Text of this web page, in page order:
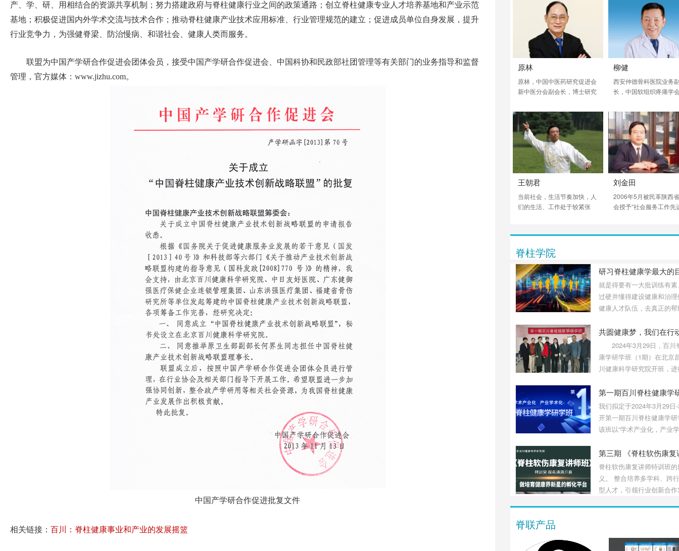
产、学、研、用相结合的资源共享机制；努力搭建政府与脊柱健康行业之间的政策通路；创立脊柱健康专业人才培养基地和产业示范
基地；积极促进国内外学术交流与技术合作；推动脊柱健康产业技术应用标准、行业管理规范的建立；促进成员单位自身发展，提升
行业竞争力，为强健脊梁、防治慢病、和谐社会、健康人类而服务。
联盟为中国产学研合作促进会团体会员，接受中国产学研合作促进会、中国科协和民政部社团管理等有关部门的业务指导和监督
管理，官方媒体：www.jizhu.com。
中国产学研合作促进批复文件
相关链接： 百川：脊柱健康事业和产业的发展摇篮
原林
原林，中国中医药研究促进会
新中医分会副会长，博士研究
剖学系教授、广东省解剖学会
副理事长，解剖学报编委，卫
生部教材评审委员会委员，兼
任深圳大学医学院解剖与组织
胚胎教研室主任，中华医药科
学院南京新中医学研究院副院
长。是我国为数不多的研究利
用各种特种针具进行临床治疗
的解剖学家。在国际上首次提
出并创立筋膜学。
柳健
西安仲德骨科医院业务
长，中国软组织疼痛学
骨科专业委员会常委，
医学会疼痛学会常委，
脊柱讲师团创始人之一
近40年，微创手术治疗
突出、颈椎病超二万例
养了全国5000余位专科
生。
王朝君
当前社会，生活节奏加快，人
们的生活、工作处于较紧张
太慢！会产生这样的认识误
区。通过几十年修炼太极的体
悟和总结写出了《别太极》一
书，其中，许多结论都是经过
数十年反复琢磨，求证的结
果。
刘金田
2006年5月被民革陕西
会授予“社会服务工作先
作先进个人”荣誉称号。
脊柱学院
就是得要有一大批训练有
过硬并懂得建设健康和治
健康人才队伍，去真正的
一批有健康学思想，健康
康技术的人才，才能领导
的健康革命，才能完整地
产业和建设健康中国。而
的培养和遴选一批有思想
化、有技术的脊柱健康人
2024年3月29日，百川
康学研学班（1期）在北京
川健康科学研究院开班，
结束。学员们为实现健康
到这里，为推进健康事业
进。
第一期百川脊柱健康学
我们拟定于2024年3月29日
开第一期百川脊柱健康学
该班以“学术产业化，产业
的建设完善”、“脊柱健康人
需培养”和“脊柱健康产业的
展”进行系统讲解和交流探
为发展脊柱健康事业，实
班也有意诚邀业界和跨界
的学习探讨。
脊柱软伤康复讲师特训班
义。 整合培养多学科、跨
型人才，引领行业创新合
脊联产品